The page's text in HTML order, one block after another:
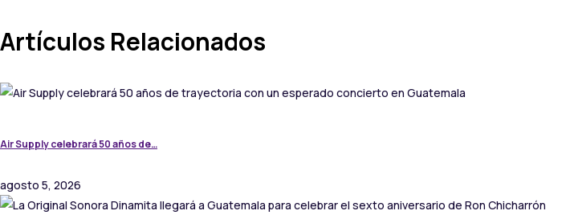
Artículos Relacionados
Air Supply celebrará 50 años de…
agosto 5, 2026